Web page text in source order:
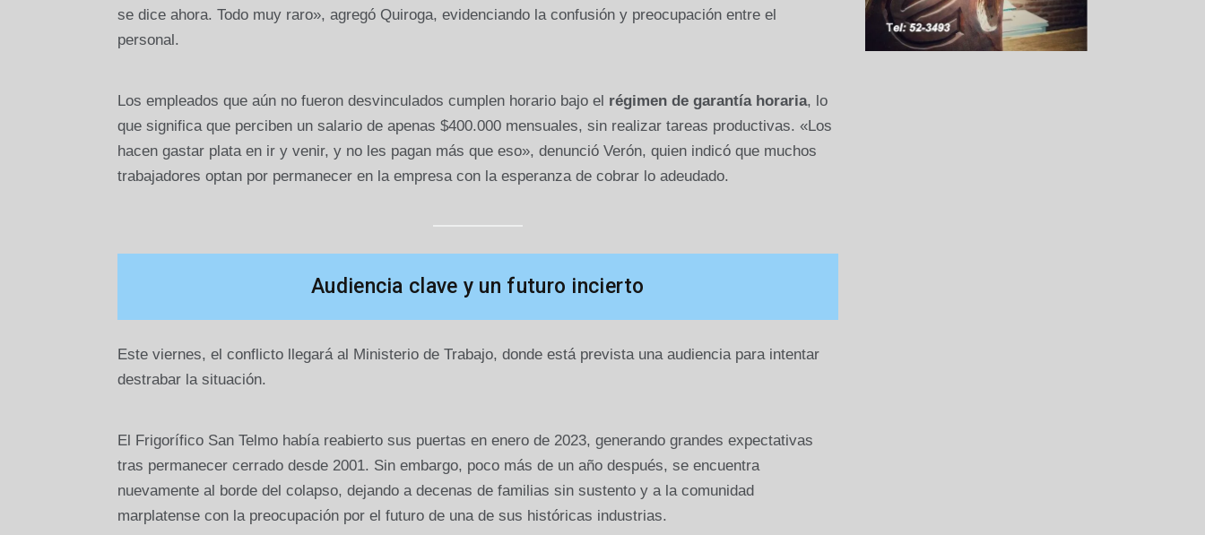
se dice ahora. Todo muy raro», agregó Quiroga, evidenciando la confusión y preocupación entre el
personal.
Los empleados que aún no fueron desvinculados cumplen horario bajo el régimen de garantía horaria, lo
que significa que perciben un salario de apenas $400.000 mensuales, sin realizar tareas productivas. «Los
hacen gastar plata en ir y venir, y no les pagan más que eso», denunció Verón, quien indicó que muchos
trabajadores optan por permanecer en la empresa con la esperanza de cobrar lo adeudado.
Audiencia clave y un futuro incierto
Este viernes, el conflicto llegará al Ministerio de Trabajo, donde está prevista una audiencia para intentar
destrabar la situación.
El Frigorífico San Telmo había reabierto sus puertas en enero de 2023, generando grandes expectativas
tras permanecer cerrado desde 2001. Sin embargo, poco más de un año después, se encuentra
nuevamente al borde del colapso, dejando a decenas de familias sin sustento y a la comunidad
marplatense con la preocupación por el futuro de una de sus históricas industrias.